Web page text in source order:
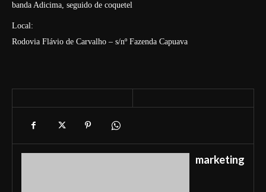
banda Adicima, seguido de coquetel
Local:
Rodovia Flávio de Carvalho – s/nº Fazenda Capuava
marketing